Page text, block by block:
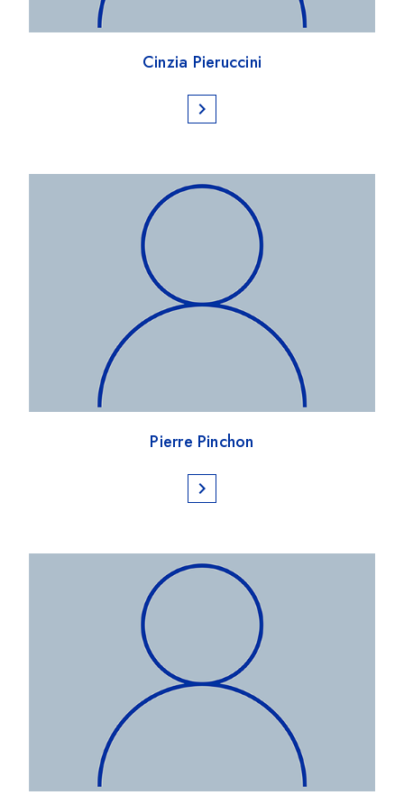
Cinzia Pieruccini
chevron_right
Pierre Pinchon
chevron_right